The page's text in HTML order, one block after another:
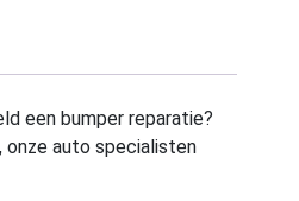
een bumper reparatie?
onze auto specialisten